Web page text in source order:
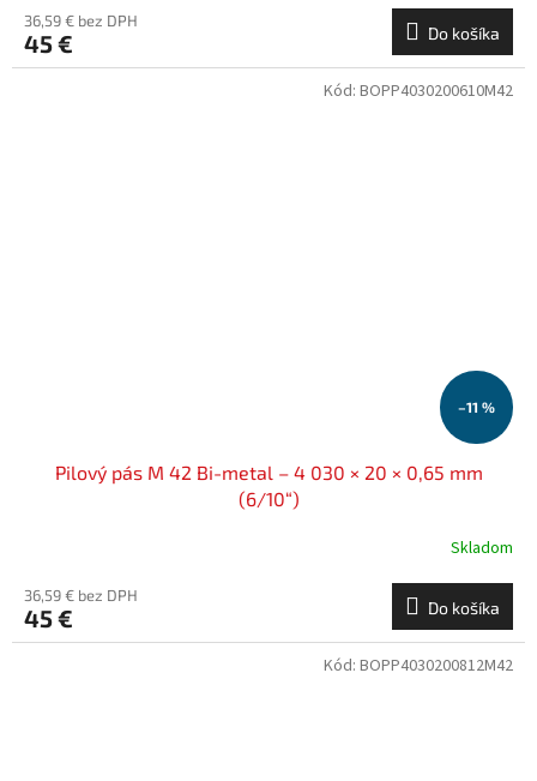
36,59 € bez DPH
45 € Do košíka
–11 %
Pilový pás M 42 Bi-metal – 4 030 × 20 × 0,65 mm
(6/10“)
Skladom
36,59 € bez DPH
45 € Do košíka
Kód: BOPP4030200610M42
Kód: BOPP4030200812M42